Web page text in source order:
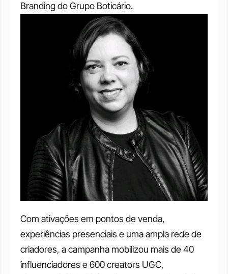
Branding do Grupo Boticário.
Com ativações em pontos de venda,
experiências presenciais e uma ampla rede de
criadores, a campanha mobilizou mais de 40
influenciadores e 600 creators UGC,